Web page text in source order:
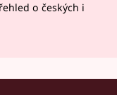
o českých i